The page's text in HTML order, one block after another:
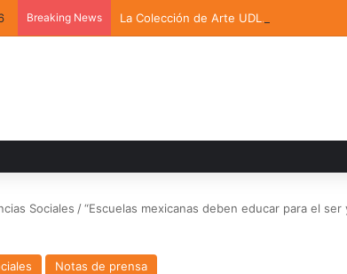
Breaking News La Colección de Arte UDLAP fortalece
Sociales /“Escuelas mexicanas deben educar para el
Notas de prensa